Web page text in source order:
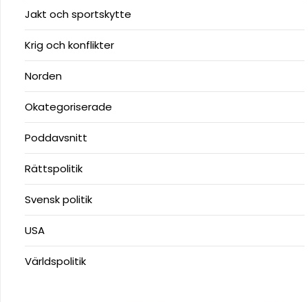
Jakt och sportskytte
Krig och konflikter
Norden
Okategoriserade
Poddavsnitt
Rättspolitik
Svensk politik
USA
Världspolitik